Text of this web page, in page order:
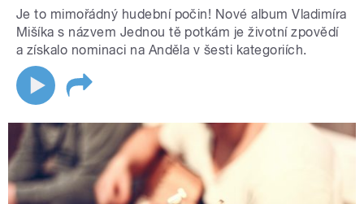
Je to mimořádný hudební počin! Nové album Vladimíra
Mišíka s názvem Jednou tě potkám je životní zpovědí
a získalo nominaci na Anděla v šesti kategoriích.